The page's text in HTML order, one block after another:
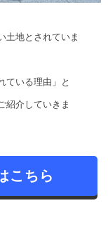
土地とされていま
ている理由」と
紹介していきま
こちら